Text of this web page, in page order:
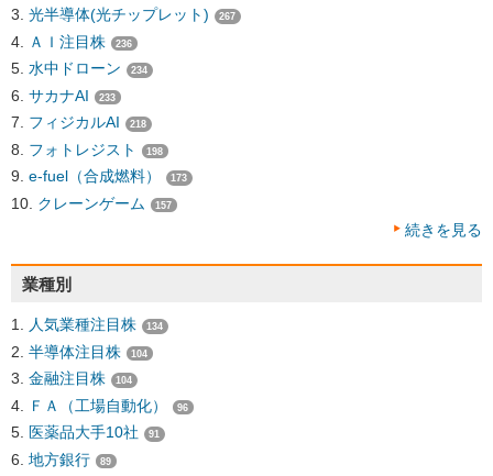
光半導体(光チップレット) 267
ＡＩ注目株 236
水中ドローン 234
サカナAI 233
フィジカルAI 218
フォトレジスト 198
e-fuel（合成燃料） 173
クレーンゲーム 157
続きを見る
業種別
人気業種注目株 134
半導体注目株 104
金融注目株 104
ＦＡ（工場自動化） 96
医薬品大手10社 91
地方銀行 89